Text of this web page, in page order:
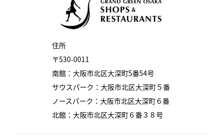
住所
〒530-0011
南館：大阪市北区大深町5番54号
サウスパーク：大阪市北区大深町５番
ノースパーク：大阪市北区大深町６番
北館：大阪市北区大深町６番３８号